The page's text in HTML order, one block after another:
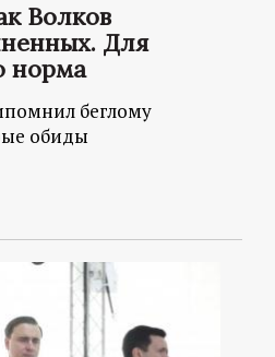
Волков
Для
норма
беглому
обиды